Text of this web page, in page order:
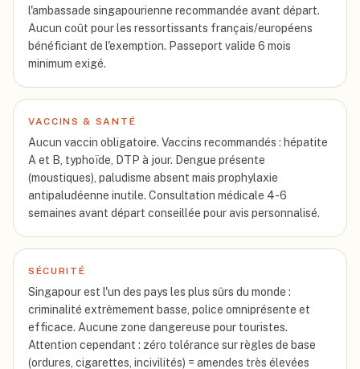
l'ambassade singapourienne recommandée avant départ.
Aucun coût pour les ressortissants français/européens
bénéficiant de l'exemption. Passeport valide 6 mois
minimum exigé.
VACCINS & SANTÉ
Aucun vaccin obligatoire. Vaccins recommandés : hépatite
A et B, typhoïde, DTP à jour. Dengue présente
(moustiques), paludisme absent mais prophylaxie
antipaludéenne inutile. Consultation médicale 4-6
semaines avant départ conseillée pour avis personnalisé.
SÉCURITÉ
Singapour est l'un des pays les plus sûrs du monde :
criminalité extrêmement basse, police omniprésente et
efficace. Aucune zone dangereuse pour touristes.
Attention cependant : zéro tolérance sur règles de base
(ordures, cigarettes, incivilités) = amendes très élevées